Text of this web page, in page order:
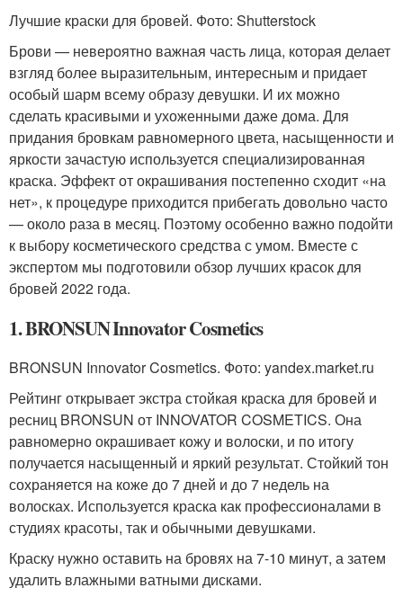
Лучшие краски для бровей. Фото: Shutterstock
Брови — невероятно важная часть лица, которая делает
взгляд более выразительным, интересным и придает
особый шарм всему образу девушки. И их можно
сделать красивыми и ухоженными даже дома. Для
придания бровкам равномерного цвета, насыщенности и
яркости зачастую используется специализированная
краска. Эффект от окрашивания постепенно сходит «на
нет», к процедуре приходится прибегать довольно часто
— около раза в месяц. Поэтому особенно важно подойти
к выбору косметического средства с умом. Вместе с
экспертом мы подготовили обзор лучших красок для
бровей 2022 года.
1. BRONSUN Innovator Cosmetics
BRONSUN Innovator Cosmetics. Фото: yandex.market.ru
Рейтинг открывает экстра стойкая краска для бровей и
ресниц BRONSUN от INNOVATOR COSMETICS. Она
равномерно окрашивает кожу и волоски, и по итогу
получается насыщенный и яркий результат. Стойкий тон
сохраняется на коже до 7 дней и до 7 недель на
волосках. Используется краска как профессионалами в
студиях красоты, так и обычными девушками.
Краску нужно оставить на бровях на 7-10 минут, а затем
удалить влажными ватными дисками.